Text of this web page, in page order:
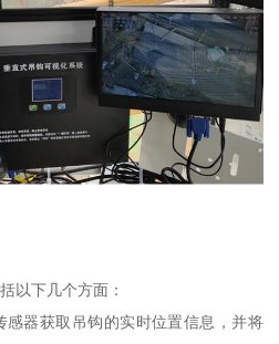
以下几个方面：
感器获取吊钩的实时位置信息，并将